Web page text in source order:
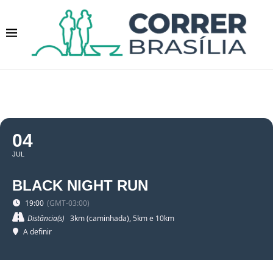
04
JUL
BLACK NIGHT RUN
19:00 (GMT-03:00)
Distância(s) 3km (caminhada), 5km e 10km
A definir